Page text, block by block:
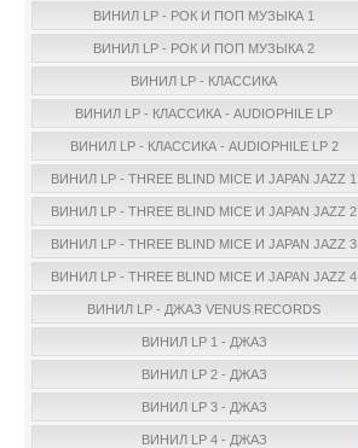
ВИНИЛ LP - РОК И ПОП МУЗЫКА 1
ВИНИЛ LP - РОК И ПОП МУЗЫКА 2
ВИНИЛ LP - КЛАССИКА
ВИНИЛ LP - КЛАССИКА - AUDIOPHILE LP
ВИНИЛ LP - КЛАССИКА - AUDIOPHILE LP 2
ВИНИЛ LP - THREE BLIND MICE И JAPAN JAZZ 1
ВИНИЛ LP - THREE BLIND MICE И JAPAN JAZZ 2
ВИНИЛ LP - THREE BLIND MICE И JAPAN JAZZ 3
ВИНИЛ LP - THREE BLIND MICE И JAPAN JAZZ 4
ВИНИЛ LP - ДЖАЗ VENUS RECORDS
ВИНИЛ LP 1 - ДЖАЗ
ВИНИЛ LP 2 - ДЖАЗ
ВИНИЛ LP 3 - ДЖАЗ
ВИНИЛ LP 4 - ДЖАЗ